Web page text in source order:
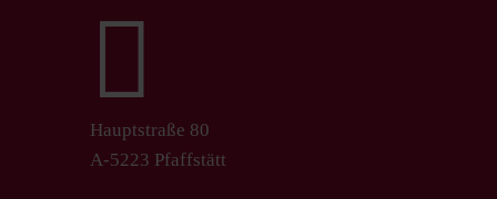

Hauptstraße 80
A-5223 Pfaffstätt